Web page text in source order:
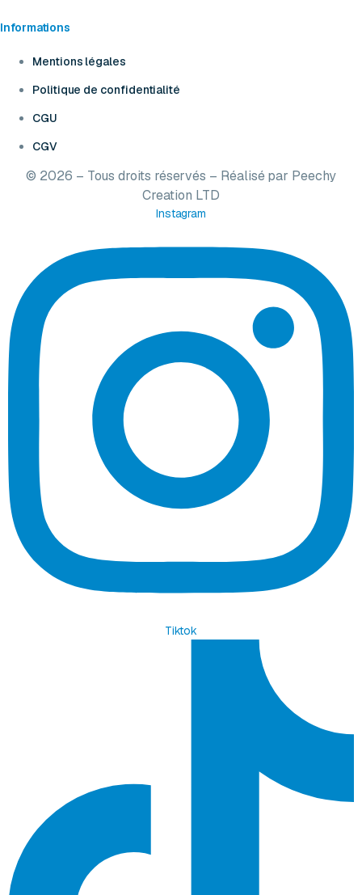
Informations
Mentions légales
Politique de confidentialité
CGU
CGV
© 2026 – Tous droits réservés – Réalisé par Peechy
Creation LTD
Instagram
Tiktok